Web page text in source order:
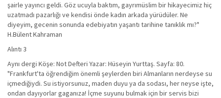
şairle yayıncı geldi. Göz ucuyla baktım, gayrımüslim bir hikayecimiz hiç
uzatmadı pazarlığı ve kendisi önde kadın arkada yürüdüler. Ne
diyeyim, gecenin sonunda edebiyatın yaşantı tarihine tanıklık mı?"
H.Bülent Kahraman
Alıntı 3
Aynı dergi Köşe: Not Defteri Yazar: Hüseyin Yurttaş. Sayfa: 80.
"Frankfurt'ta öğrendiğim önemli şeylerden biri Almanların nerdeyse su
içmediğiydi. Su istiyorsunuz, maden duyu ya da sodası, her neyse işte,
ondan dayıyorlar gaganıza! İçme suyunu bulmak için bir servis bizi